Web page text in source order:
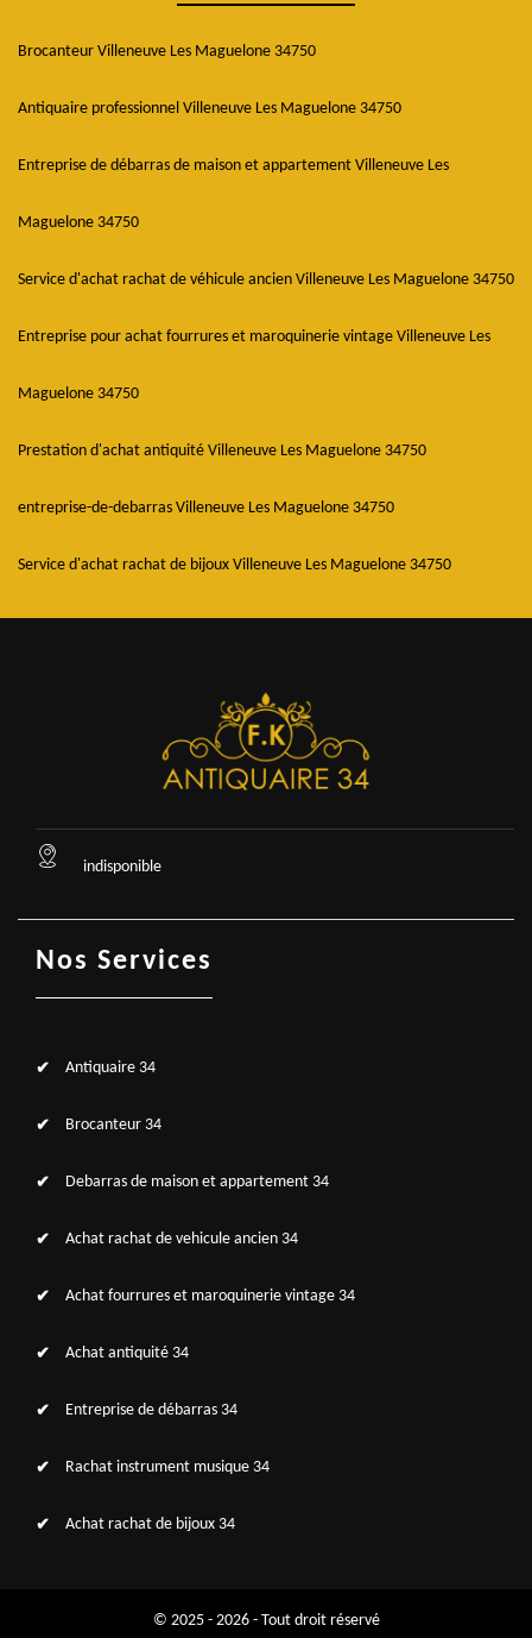
Brocanteur Villeneuve Les Maguelone 34750
Antiquaire professionnel Villeneuve Les Maguelone 34750
Entreprise de débarras de maison et appartement Villeneuve Les
Maguelone 34750
Service d'achat rachat de véhicule ancien Villeneuve Les Maguelone 34750
Entreprise pour achat fourrures et maroquinerie vintage Villeneuve Les
Maguelone 34750
Prestation d'achat antiquité Villeneuve Les Maguelone 34750
entreprise-de-debarras Villeneuve Les Maguelone 34750
Service d'achat rachat de bijoux Villeneuve Les Maguelone 34750
indisponible
Nos Services
Antiquaire 34
Brocanteur 34
Debarras de maison et appartement 34
Achat rachat de vehicule ancien 34
Achat fourrures et maroquinerie vintage 34
Achat antiquité 34
Entreprise de débarras 34
Rachat instrument musique 34
Achat rachat de bijoux 34
© 2025 - 2026 - Tout droit réservé